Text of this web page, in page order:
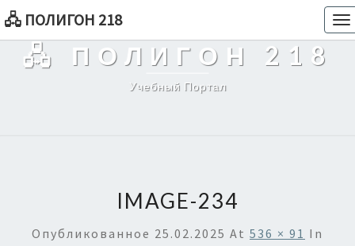
🖧 ПОЛИГОН 218
🖧 ПОЛИГОН 218
Учебный Портал
IMAGE-234
Опубликованное 25.02.2025 At 536 × 91 In